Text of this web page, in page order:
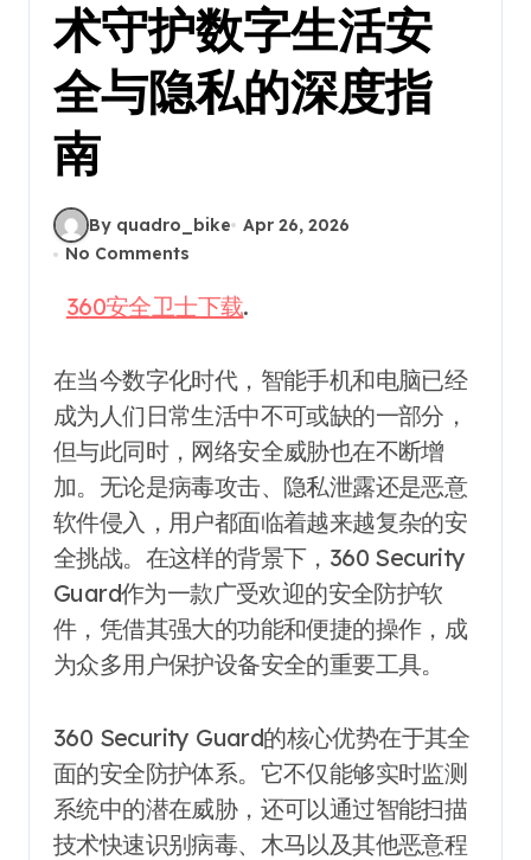
术守护数字生活安
全与隐私的深度指
南
By quadro_bike
Apr 26, 2026
No Comments
360安全卫士下载.
在当今数字化时代，智能手机和电脑已经
成为人们日常生活中不可或缺的一部分，
但与此同时，网络安全威胁也在不断增
加。无论是病毒攻击、隐私泄露还是恶意
软件侵入，用户都面临着越来越复杂的安
全挑战。在这样的背景下，360 Security
Guard作为一款广受欢迎的安全防护软
件，凭借其强大的功能和便捷的操作，成
为众多用户保护设备安全的重要工具。
360 Security Guard的核心优势在于其全
面的安全防护体系。它不仅能够实时监测
系统中的潜在威胁，还可以通过智能扫描
技术快速识别病毒、木马以及其他恶意程